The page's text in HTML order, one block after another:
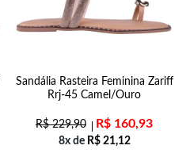
Sandália Rasteira Feminina Zariff
Rrj-45 Camel/Ouro
R$229,90 R$ 160,93
8x de R$21,12